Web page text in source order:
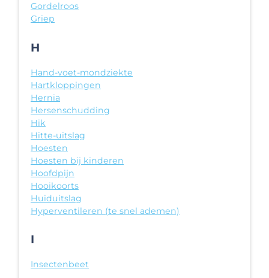
Gordelroos
Griep
H
Hand-voet-mondziekte
Hartkloppingen
Hernia
Hersenschudding
Hik
Hitte-uitslag
Hoesten
Hoesten bij kinderen
Hoofdpijn
Hooikoorts
Huiduitslag
Hyperventileren (te snel ademen)
I
Insectenbeet